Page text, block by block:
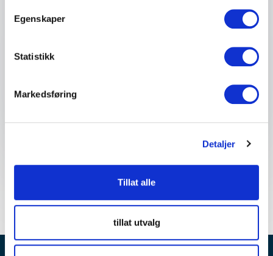
Egenskaper
Statistikk
Markedsføring
Detaljer
Tillat alle
tillat utvalg